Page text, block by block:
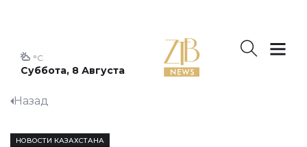
Суббота, 8 Августа
°C
Назад
НОВОСТИ КАЗАХСТАНА